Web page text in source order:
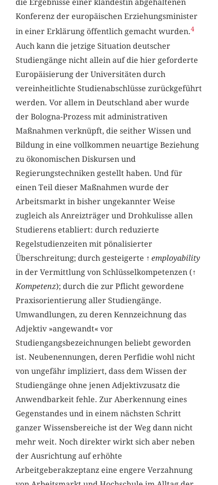
die Ergebnisse einer klandestin abgehaltenen
Konferenz der europäischen Erziehungsminister
in einer Erklärung öffentlich gemacht wurden.4
Auch kann die jetzige Situation deutscher
Studiengänge nicht allein auf die hier geforderte
Europäisierung der Universitäten durch
vereinheitlichte Studienabschlüsse zurückgeführt
werden. Vor allem in Deutschland aber wurde
der Bologna-Prozess mit administrativen
Maßnahmen verknüpft, die seither Wissen und
Bildung in eine vollkommen neuartige Beziehung
zu ökonomischen Diskursen und
Regierungstechniken gestellt haben. Und für
einen Teil dieser Maßnahmen wurde der
Arbeitsmarkt in bisher ungekannter Weise
zugleich als Anreizträger und Drohkulisse allen
Studierens etabliert: durch reduzierte
Regelstudienzeiten mit pönalisierter
Überschreitung; durch gesteigerte ↑employability
in der Vermittlung von Schlüsselkompetenzen (↑
Kompetenz); durch die zur Pflicht gewordene
Praxisorientierung aller Studiengänge.
Umwandlungen, zu deren Kennzeichnung das
Adjektiv »angewandt« vor
Studiengangsbezeichnungen beliebt geworden
ist. Neubenennungen, deren Perfidie wohl nicht
von ungefähr impliziert, dass dem Wissen der
Studiengänge ohne jenen Adjektivzusatz die
Anwendbarkeit fehle. Zur Aberkennung eines
Gegenstandes und in einem nächsten Schritt
ganzer Wissensbereiche ist der Weg dann nicht
mehr weit. Noch direkter wirkt sich aber neben
der Ausrichtung auf erhöhte
Arbeitgeberakzeptanz eine engere Verzahnung